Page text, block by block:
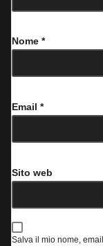
Nome *
Email *
Sito web
Salva il mio nome,